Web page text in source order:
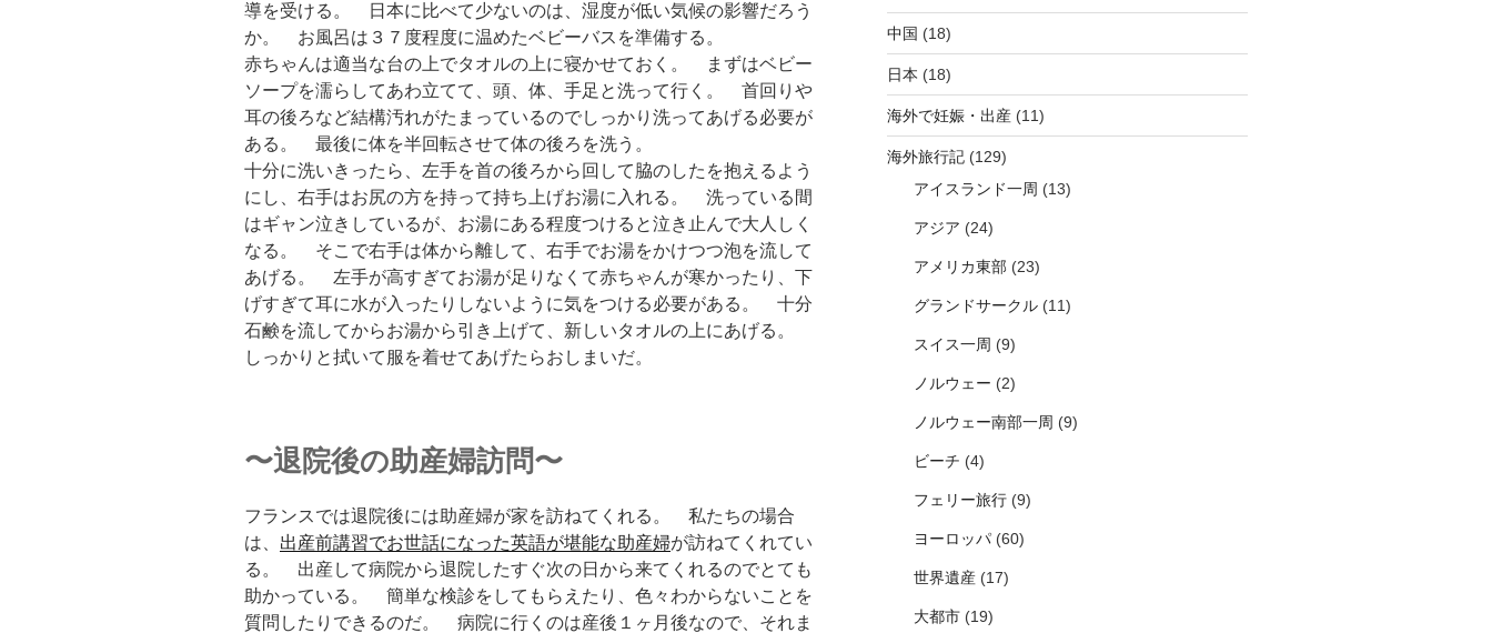
導を受ける。 日本に比べて少ないのは、湿度が低い気候の影響だろう
か。 お風呂は３７度程度に温めたベビーバスを準備する。
赤ちゃんは適当な台の上でタオルの上に寝かせておく。 まずはベビー
ソープを濡らしてあわ立てて、頭、体、手足と洗って行く。 首回りや
耳の後ろなど結構汚れがたまっているのでしっかり洗ってあげる必要が
ある。 最後に体を半回転させて体の後ろを洗う。
十分に洗いきったら、左手を首の後ろから回して脇のしたを抱えるよう
にし、右手はお尻の方を持って持ち上げお湯に入れる。 洗っている間
はギャン泣きしているが、お湯にある程度つけると泣き止んで大人しく
なる。 そこで右手は体から離して、右手でお湯をかけつつ泡を流して
あげる。 左手が高すぎてお湯が足りなくて赤ちゃんが寒かったり、下
げすぎて耳に水が入ったりしないように気をつける必要がある。 十分
石鹸を流してからお湯から引き上げて、新しいタオルの上にあげる。
しっかりと拭いて服を着せてあげたらおしまいだ。
〜退院後の助産婦訪問〜
フランスでは退院後には助産婦が家を訪ねてくれる。 私たちの場合
は、 出産前講習でお世話になった英語が堪能な助産婦が訪ねてくれてい
る。 出産して病院から退院したすぐ次の日から来てくれるのでとても
助かっている。 簡単な検診をしてもらえたり、色々わからないことを
質問したりできるのだ。 病院に行くのは産後１ヶ月後なので、それま
中国 (18)
日本 (18)
海外で妊娠・出産(11)
海外旅行記(129)
アイスランド一周 (13)
アジア (24)
アメリカ東部(23)
グランドサークル(11)
スイス一周 (9)
ノルウェー (2)
ノルウェー南部一周 (9)
ビーチ (4)
フェリー旅行(9)
ヨーロッパ(60)
世界遺産(17)
大都市(19)